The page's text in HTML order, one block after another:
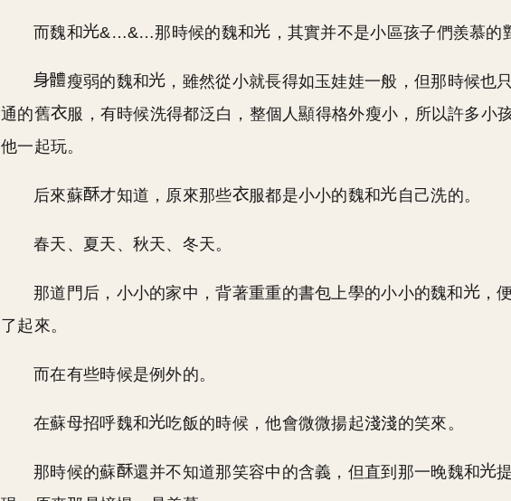
而魏和 &…&…那時候的魏和 ，其實并不是小區孩子們羨慕的
瘦弱的魏和
，雖然從小就長得如玉娃娃一般，但那時候也
通的舊
服，有時候洗得都泛白，整個人顯得格外瘦小，所以許多小
他一起玩。
后來蘇 才知道，原來那些 服都是小小的魏和 自己洗的。
春天、夏天、秋天、冬天。
那道門后，小小的家中，背著重重的書包上學的小小的魏和
，
了起來。
而在有些時候是例外的。
在蘇母招呼魏和 吃飯的時候，他會微微揚起淺淺的笑來。
那時候的蘇 還并不知道那笑容中的含義，但直到那一晚魏和